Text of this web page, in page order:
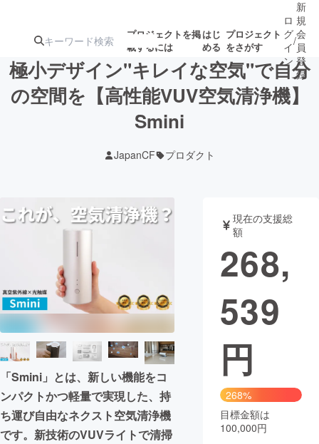
プロジェクトを掲
載するには
はじ
める
プロジェクト
をさがす
注目の新着プロ募集終了が近いプ
テクノロジー・ガジェット
映像・映画 書籍・雑誌
ビジネス・起業 チャレンジ
まちづくり・地域活性化
CAMPFIRE for Social Good
CAMPFIRE Creation
CAMPFIREふるさと納税machi-ya コミュニティ
ロ
グ
イ
ン
/
新
規
会
員
登
録
極小デザイン"キレイな空気"で自分
の空間を【高性能VUV空気清浄機】
Smini
JapanCF プロダクト
「Smini」とは、新しい機能をコ
ンパクトかつ軽量で実現した、持
ち運び自由なネクスト空気清浄機
です。新技術のVUVライトで清掃
現在の支援総
額
268,
539
円
268%
目標金額は
100,000円